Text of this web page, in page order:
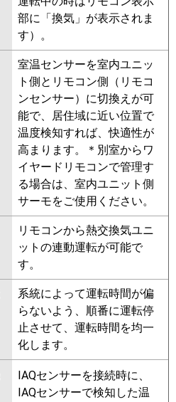
部に「換気」が表示されま
す）。
室温センサーを室内ユニッ
ト側とリモコン側（リモコ
ンセンサー）に切換えが可
能で、居住域に近い位置で
温度検知すれば、快適性が
高まります。＊別室からワ
イヤードリモコンで管理す
る場合は、室内ユニット側
サーモをご使用ください。
リモコンから熱交換気ユニ
ットの連動運転が可能で
す。
系統によって運転時間が偏
らないよう、順番に運転停
止させて、運転時間を均一
化します。
IAQセンサーを接続時に、
IAQセンサーで検知した温